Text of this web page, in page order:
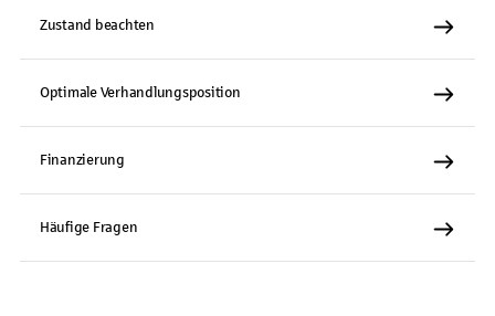
Zustand beachten
Optimale Verhandlungsposition
Finanzierung
Häufige Fragen